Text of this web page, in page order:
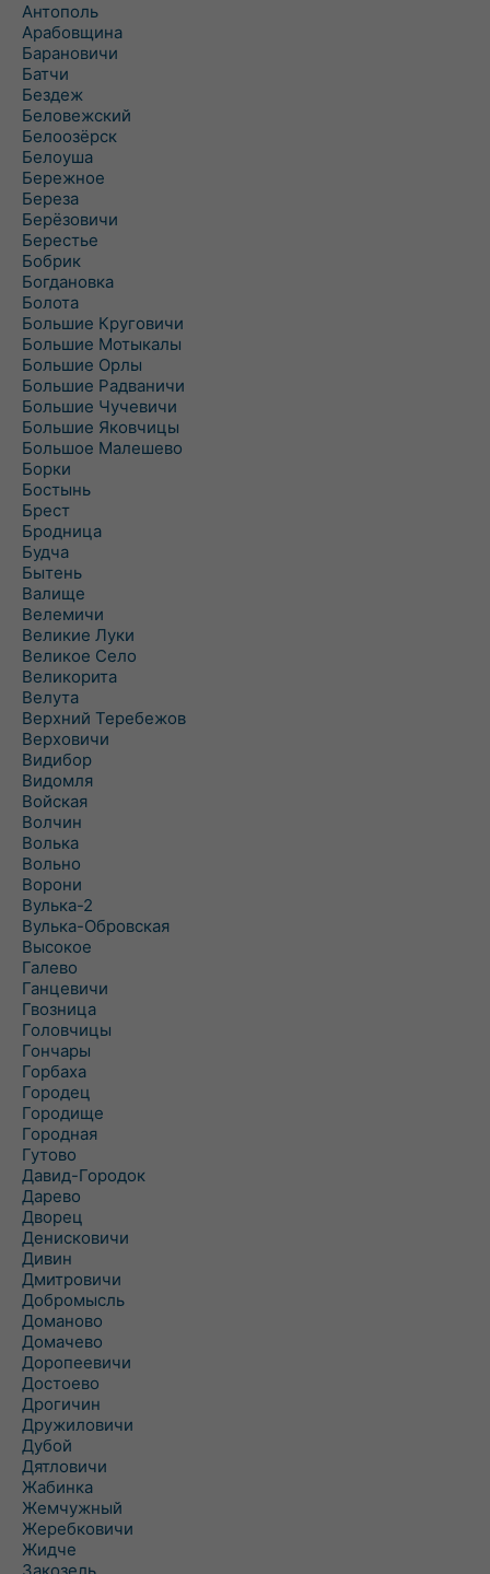
Антополь
Арабовщина
Барановичи
Батчи
Бездеж
Беловежский
Белоозёрск
Белоуша
Бережное
Береза
Берёзовичи
Берестье
Бобрик
Богдановка
Болота
Большие Круговичи
Большие Мотыкалы
Большие Орлы
Большие Радваничи
Большие Чучевичи
Большие Яковчицы
Большое Малешево
Борки
Бостынь
Брест
Бродница
Будча
Бытень
Валище
Велемичи
Великие Луки
Великое Село
Великорита
Велута
Верхний Теребежов
Верховичи
Видибор
Видомля
Войская
Волчин
Волька
Вольно
Ворони
Вулька-2
Вулька-Обровская
Высокое
Галево
Ганцевичи
Гвозница
Головчицы
Гончары
Горбаха
Городец
Городище
Городная
Гутово
Давид-Городок
Дарево
Дворец
Денисковичи
Дивин
Дмитровичи
Добромысль
Доманово
Домачево
Доропеевичи
Достоево
Дрогичин
Дружиловичи
Дубой
Дятловичи
Жабинка
Жемчужный
Жеребковичи
Жидче